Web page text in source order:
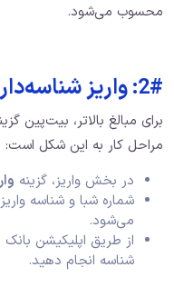
محسوب می‌شود.
2#: واریز شناسه‌دار (انتقال بانکی با شناسه)
برای مبالغ بالاتر، بیت‌پین
مراحل کار به این شکل است:
در بخش واریز، گزینه
شماره شبا و شناسه
می‌شود.
از طریق اپلیکیشن
شناسه انجام دهید.